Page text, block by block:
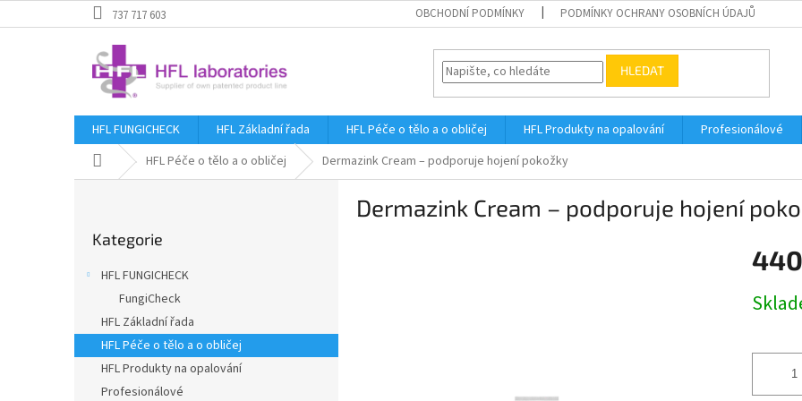
na
737 717 603 OBCHODNÍ PODMÍNKY PODMÍNKY OCHRANY OSOBNÍCH ÚDAJŮ
HLEDAT
HFL FUNGICHECK HFL Základní řada HFL Péče o tělo a o obličej HFL Produkty na opalování Profesionálové
Domů HFL Péče o tělo a o obličej Dermazink Cream – podporuje hojení pokožky
kategorie
Kategorie
HFL FUNGICHECK
FungiCheck
HFL Základní řada
HFL Péče o tělo a o obličej
HFL Produkty na opalování
Profesionálové
Dermazink Cream – podporuje hojení
cena: